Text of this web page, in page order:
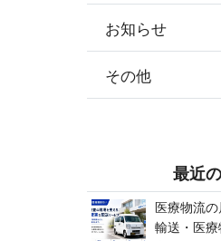
お知らせ
その他
最 近
医療物流
輸送・医